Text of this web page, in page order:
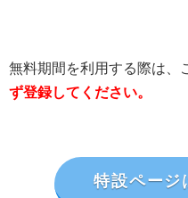
無料期間を利用する際は、
ず登録してください。
特設ページ